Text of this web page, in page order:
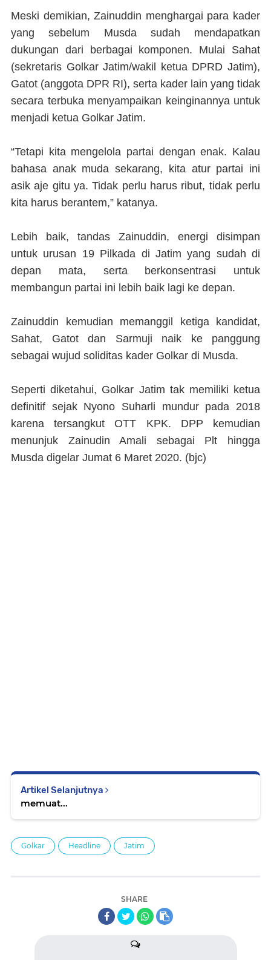
Meski demikian, Zainuddin menghargai para kader
yang sebelum Musda sudah mendapatkan
dukungan dari berbagai komponen. Mulai Sahat
(sekretaris Golkar Jatim/wakil ketua DPRD Jatim),
Gatot (anggota DPR RI), serta kader lain yang tidak
secara terbuka menyampaikan keinginannya untuk
menjadi ketua Golkar Jatim.
“Tetapi kita mengelola partai dengan enak. Kalau
bahasa anak muda sekarang, kita atur partai ini
asik aje gitu ya. Tidak perlu harus ribut, tidak perlu
kita harus berantem,” katanya.
Lebih baik, tandas Zainuddin, energi disimpan
untuk urusan 19 Pilkada di Jatim yang sudah di
depan mata, serta berkonsentrasi untuk
membangun partai ini lebih baik lagi ke depan.
Zainuddin kemudian memanggil ketiga kandidat,
Sahat, Gatot dan Sarmuji naik ke panggung
sebagai wujud soliditas kader Golkar di Musda.
Seperti diketahui, Golkar Jatim tak memiliki ketua
definitif sejak Nyono Suharli mundur pada 2018
karena tersangkut OTT KPK. DPP kemudian
menunjuk Zainudin Amali sebagai Plt hingga
Musda digelar Jumat 6 Maret 2020. (bjc)
Artikel Selanjutnya
memuat...
Golkar Headline Jatim
SHARE